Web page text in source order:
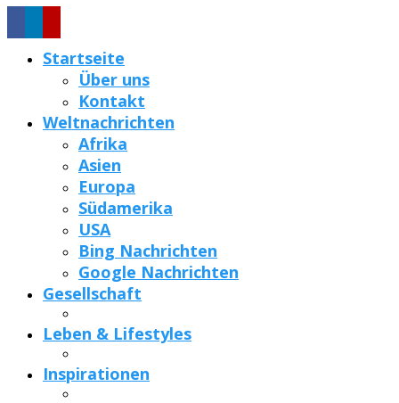
Startseite
Über uns
Kontakt
Weltnachrichten
Afrika
Asien
Europa
Südamerika
USA
Bing Nachrichten
Google Nachrichten
Gesellschaft
Leben & Lifestyles
Inspirationen